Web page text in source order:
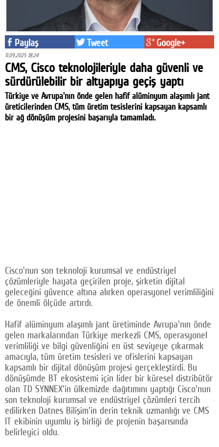
Paylaş Tweet Google+
11.09.2025 18:24
CMS, Cisco teknolojileriyle daha güvenli ve
sürdürülebilir bir altyapıya geçiş yaptı
Türkiye ve Avrupa'nın önde gelen hafif alüminyum alaşımlı jant
üreticilerinden CMS, tüm üretim tesislerini kapsayan kapsamlı
bir ağ dönüşüm projesini başarıyla tamamladı.
Cisco'nun son teknoloji kurumsal ve endüstriyel
çözümleriyle hayata geçirilen proje, şirketin dijital
geleceğini güvence altına alırken operasyonel verimliliğini
de önemli ölçüde artırdı.
Hafif alüminyum alaşımlı jant üretiminde Avrupa'nın önde
gelen markalarından Türkiye merkezli CMS, operasyonel
verimliliği ve bilgi güvenliğini en üst seviyeye çıkarmak
amacıyla, tüm üretim tesisleri ve ofislerini kapsayan
kapsamlı bir dijital dönüşüm projesi gerçekleştirdi. Bu
dönüşümde BT ekosistemi için lider bir küresel distribütör
olan TD SYNNEX'in ülkemizde dağıtımını yaptığı Cisco'nun
son teknoloji kurumsal ve endüstriyel çözümleri tercih
edilirken Datnes Bilişim'in derin teknik uzmanlığı ve CMS
IT ekibinin uyumlu iş birliği de projenin başarısında
belirleyici oldu.